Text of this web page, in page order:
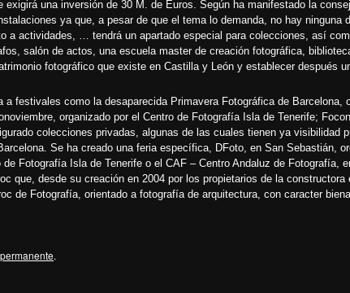
una inversión de 30 M. de Euros. Según ha manifestado la
ya que, a pesar de que el tema lo demanda, no hay
a actividades, … tendrá un apartado especial para colecciones, así
salón de actos, una escuela master de creación fotográfica,
fotográfico que existe en Castilla y León y establecer después
festivales como la desaparecida Primavera Fotográfica de Barcelona,
, organizado por el Centro de Fotografía Isla de Tenerife;
colecciones privadas, algunas de las cuales tienen ya visibilidad
Se ha creado una feria específica, DFoto, en San Sebastián,
Fotografía Isla de Tenerife o el CAF – Centro Andaluz de Fotografía,
que, desde su creación en 2004 por los propietarios de la
de Fotografía, orientado a fotografía de arquitectura, con caracter
.